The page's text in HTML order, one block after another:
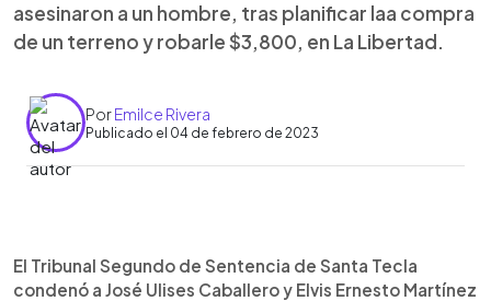
asesinaron a un hombre, tras planificar laa compra
de un terreno y robarle $3,800, en La Libertad.
PorEmilce Rivera
Publicado el 04 de febrero de 2023
Escuchar artículo
El Tribunal Segundo de Sentencia de Santa Tecla
condenó a José Ulises Caballero y Elvis Ernesto Martínez